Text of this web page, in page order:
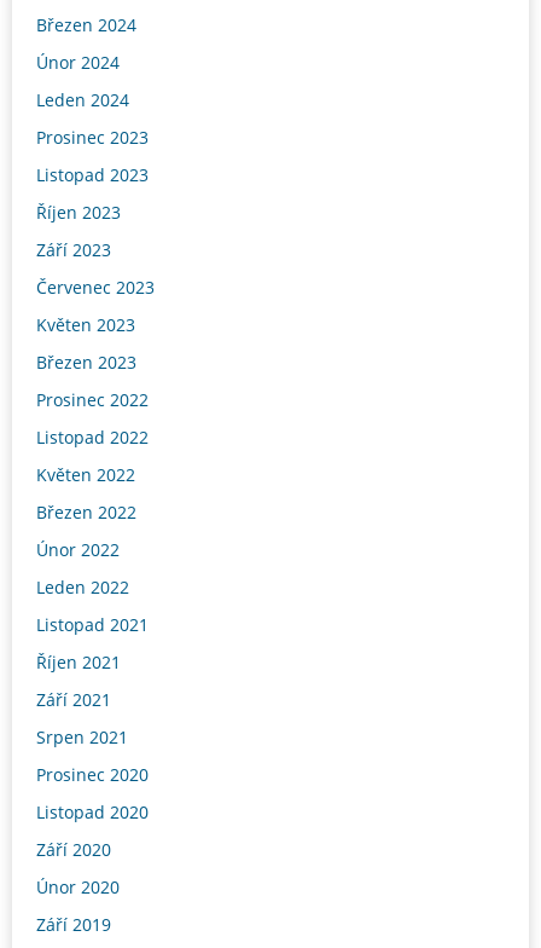
Březen 2024
Únor 2024
Leden 2024
Prosinec 2023
Listopad 2023
Říjen 2023
Září 2023
Červenec 2023
Květen 2023
Březen 2023
Prosinec 2022
Listopad 2022
Květen 2022
Březen 2022
Únor 2022
Leden 2022
Listopad 2021
Říjen 2021
Září 2021
Srpen 2021
Prosinec 2020
Listopad 2020
Září 2020
Únor 2020
Září 2019